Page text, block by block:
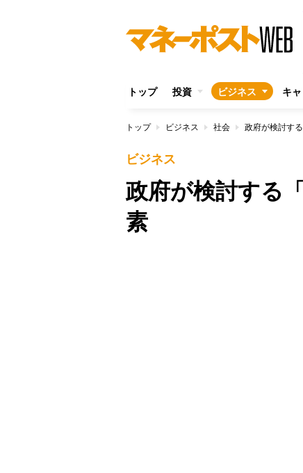
トップ 投資 ビジネス キ
トップ ビジネス 社会 政府が検討す
ビジネス
政府が検討する
素